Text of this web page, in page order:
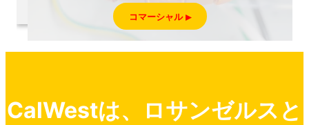
コマーシャル
CalWestは、ロサンゼルスと